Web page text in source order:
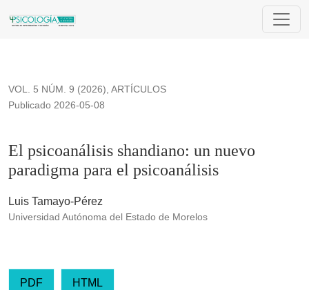
El psicoanálisis shandiano: un nuevo paradigma para el
VOL. 5 NÚM. 9 (2026), ARTÍCULOS
El psicoanálisis shandiano: un nuevo
paradigma para el psicoanálisis
Publicado 2026-05-08
Luis Tamayo-Pérez
Universidad Autónoma del Estado de Morelos
PDF HTML